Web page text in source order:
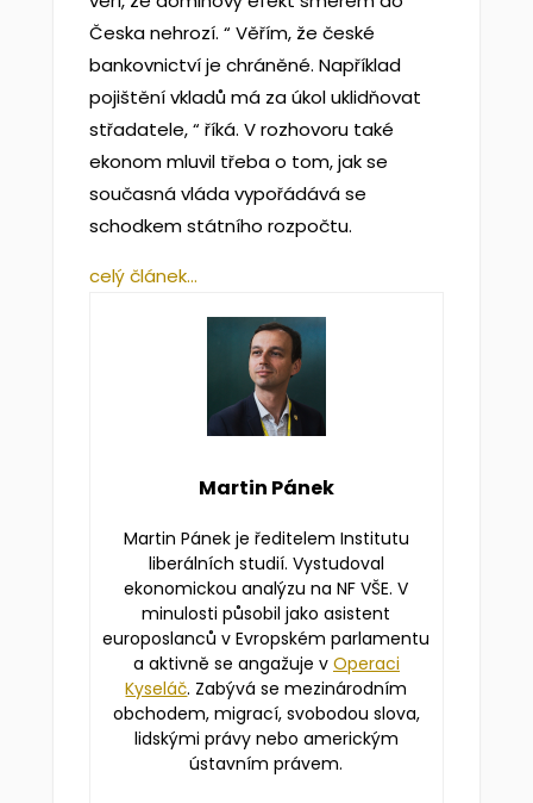
Česka nehrozí. “ Věřím, že české
bankovnictví je chráněné. Například
pojištění vkladů má za úkol uklidňovat
střadatele, “ říká. V rozhovoru také
ekonom mluvil třeba o tom, jak se
současná vláda vypořádává se
schodkem státního rozpočtu.
celý článek…
Martin Pánek
Martin Pánek je ředitelem Institutu
liberálních studií. Vystudoval
ekonomickou analýzu na NF VŠE. V
minulosti působil jako asistent
europoslanců v Evropském parlamentu
a aktivně se angažuje v Operaci
Kyseláč. Zabývá se mezinárodním
obchodem, migrací, svobodou slova,
lidskými právy nebo americkým
ústavním právem.